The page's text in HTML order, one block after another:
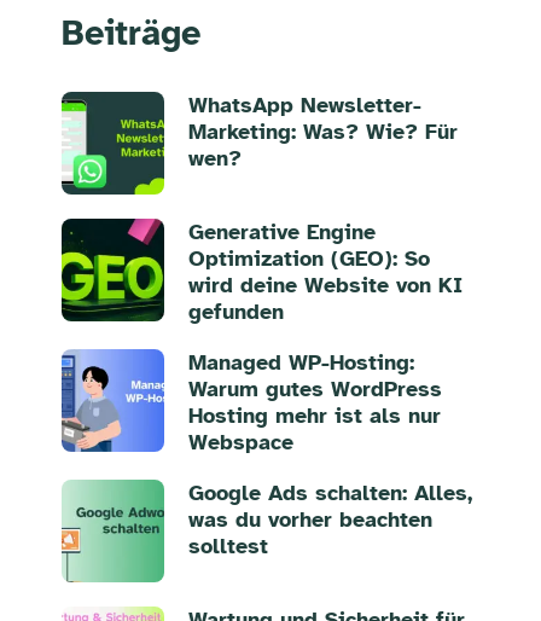
Beiträge
WhatsApp Newsletter-
Marketing: Was? Wie? Für
wen?
Generative Engine
Optimization (GEO): So
wird deine Website von KI
gefunden
Managed WP-Hosting:
Warum gutes WordPress
Hosting mehr ist als nur
Webspace
Google Ads schalten: Alles,
was du vorher beachten
solltest